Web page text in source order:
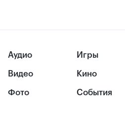
Аудио
Видео
Фото
Игры
Кино
События